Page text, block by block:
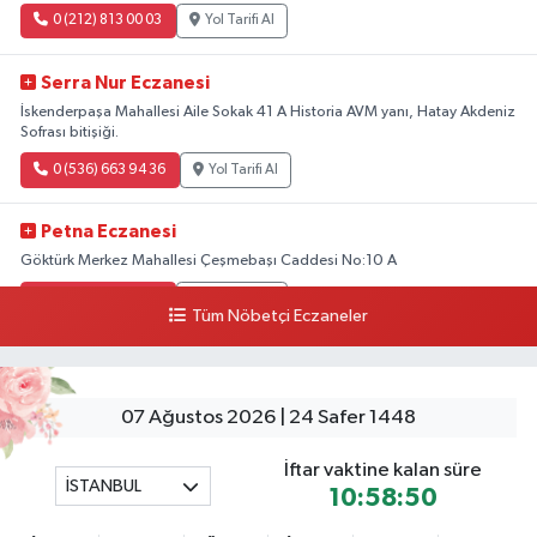
0 (212) 813 00 03 Yol Tarifi Al
Serra Nur Eczanesi
İskenderpaşa Mahallesi Aile Sokak 41 A Historia AVM yanı, Hatay Akdeniz
Sofrası bitişiği.
0 (536) 663 94 36 Yol Tarifi Al
Petna Eczanesi
Göktürk Merkez Mahallesi Çeşmebaşı Caddesi No:10 A
Karlıktepe Mahallesi Soğanlık Caddesi No:34 A
0 (216) 504 24 53 Yol Tarifi Al
Bulvar Eczanesi
Tüm Nöbetçi Eczaneler
07 Ağustos 2026 | 24 Safer 1448
İSTANBUL
İftar vaktine kalan süre
10:58:49